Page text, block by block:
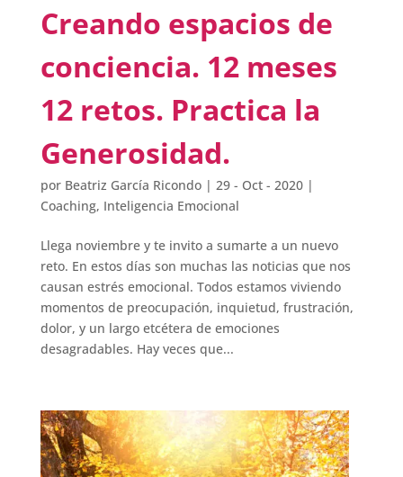
Creando espacios de
conciencia. 12 meses
12 retos. Practica la
Generosidad.
por Beatriz García Ricondo| 29 - Oct - 2020|
Coaching, Inteligencia Emocional
Llega noviembre y te invito a sumarte a un nuevo
reto. En estos días son muchas las noticias que nos
causan estrés emocional. Todos estamos viviendo
momentos de preocupación, inquietud, frustración,
dolor, y un largo etcétera de emociones
desagradables. Hay veces que...